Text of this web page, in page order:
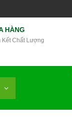
HÀNG
Kết Chất Lượng